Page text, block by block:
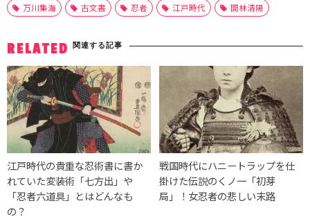
万川集海 古文書 忍者 江戸時代 間林清陽
RELATED 関連する記事
江戸時代の貴重な忍術書に書か
れていた変装術「七方出」や
「忍者六道具」とはどんなも
の？
戦国時代にハニートラップを仕
掛けた伝説のくノ一「初芽
局」！女忍者の悲しい末路